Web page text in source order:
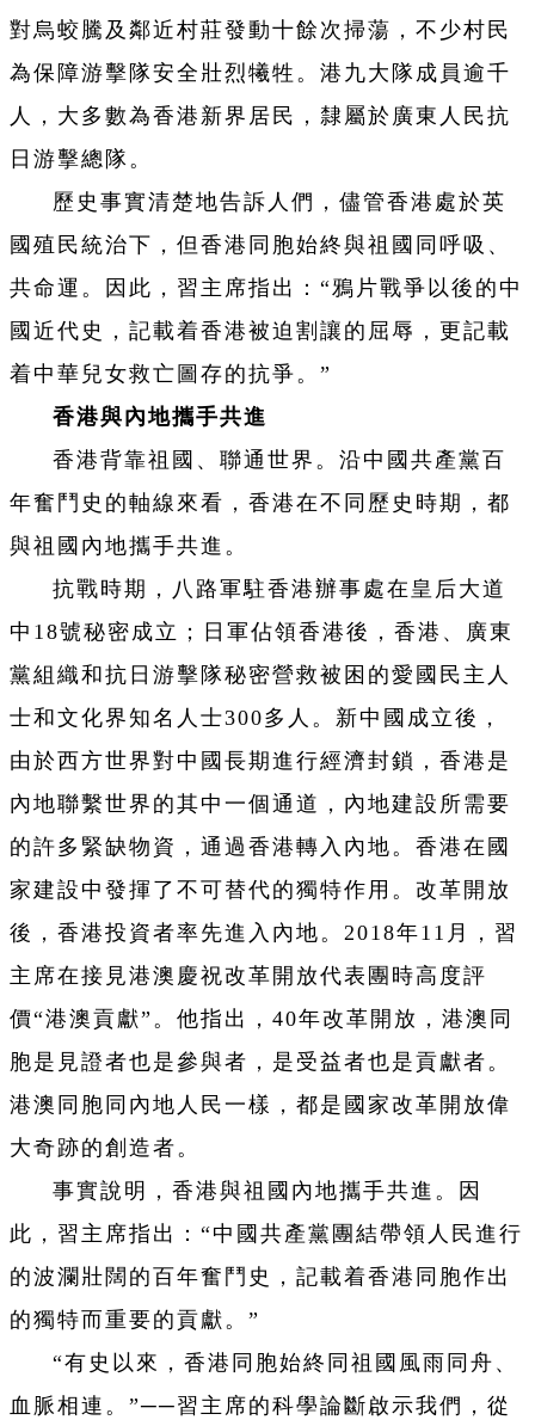
對烏蛟騰及鄰近村莊發動十餘次掃蕩，不少村民
為保障游擊隊安全壯烈犧牲。港九大隊成員逾千
人，大多數為香港新界居民，隸屬於廣東人民抗
日游擊總隊。
歷史事實清楚地告訴人們，儘管香港處於英
國殖民統治下，但香港同胞始終與祖國同呼吸、
共命運。因此，習主席指出：“鴉片戰爭以後的中
國近代史，記載着香港被迫割讓的屈辱，更記載
着中華兒女救亡圖存的抗爭。”
香港與內地攜手共進
香港背靠祖國、聯通世界。沿中國共產黨百
年奮鬥史的軸線來看，香港在不同歷史時期，都
與祖國內地攜手共進。
抗戰時期，八路軍駐香港辦事處在皇后大道
中18號秘密成立；日軍佔領香港後，香港、廣東
黨組織和抗日游擊隊秘密營救被困的愛國民主人
士和文化界知名人士300多人。新中國成立後，
由於西方世界對中國長期進行經濟封鎖，香港是
內地聯繫世界的其中一個通道，內地建設所需要
的許多緊缺物資，通過香港轉入內地。香港在國
家建設中發揮了不可替代的獨特作用。改革開放
後，香港投資者率先進入內地。2018年11月，習
主席在接見港澳慶祝改革開放代表團時高度評
價“港澳貢獻”。他指出，40年改革開放，港澳同
胞是見證者也是參與者，是受益者也是貢獻者。
港澳同胞同內地人民一樣，都是國家改革開放偉
大奇跡的創造者。
事實說明，香港與祖國內地攜手共進。因
此，習主席指出：“中國共產黨團結帶領人民進行
的波瀾壯闊的百年奮鬥史，記載着香港同胞作出
的獨特而重要的貢獻。”
“有史以來，香港同胞始終同祖國風雨同舟、
血脈相連。”──習主席的科學論斷啟示我們，從